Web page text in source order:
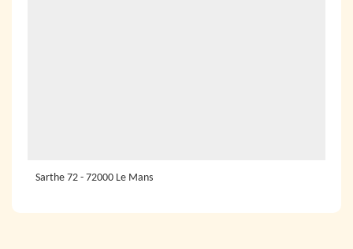
Sarthe 72 - 72000 Le Mans